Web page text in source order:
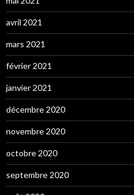
avril 2021
mars 2021
février 2021
janvier 2021
décembre 2020
novembre 2020
octobre 2020
septembre 2020